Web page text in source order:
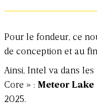
Pour le fondeur, ce
de conception et au
Ainsi, Intel va dans
Core » : Meteor Lake
2025.